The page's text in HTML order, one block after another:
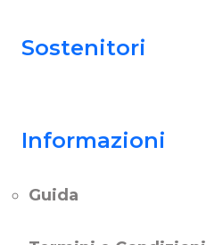
Sostenitori
Informazioni
Guida